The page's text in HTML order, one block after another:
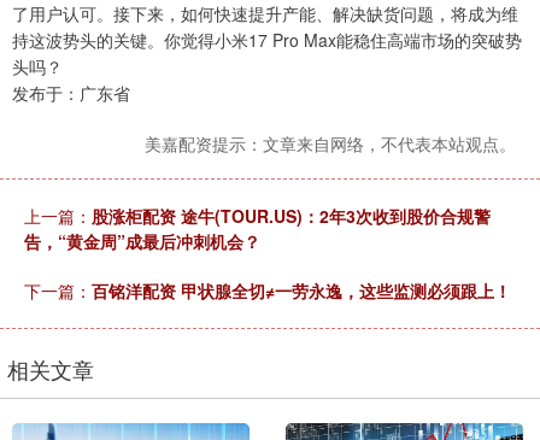
了用户认可。接下来，如何快速提升产能、解决缺货问题，将成为维
持这波势头的关键。你觉得小米17 Pro Max能稳住高端市场的突破势
头吗？
发布于：广东省
美嘉配资提示：文章来自网络，不代表本站观点。
上一篇： 股涨柜配资 途牛(TOUR.US)：2年3次收到股价合规警
告，“黄金周”成最后冲刺机会？
下一篇： 百铭洋配资 甲状腺全切≠一劳永逸，这些监测必须跟上！
相关文章